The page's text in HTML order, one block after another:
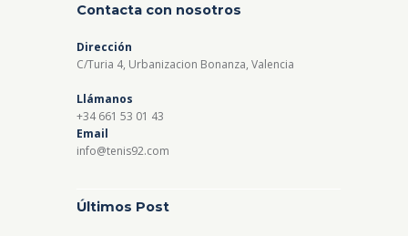
Contacta con nosotros
Dirección
C/Turia 4, Urbanizacion Bonanza, Valencia
Llámanos
+34 661 53 01 43
Email
info@tenis92.com
Últimos Post